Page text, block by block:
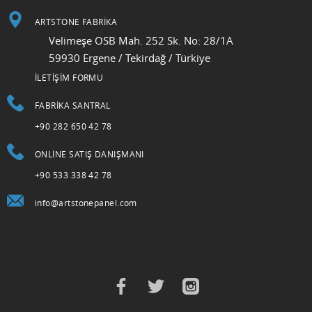
ARTSTONE FABRİKA
Velimeşe OSB Mah. 252 Sk. No: 28/1A
59930 Ergene / Tekirdağ / Türkiye
İLETİŞİM FORMU
FABRIKA SANTRAL
+90 282 650 42 78
ONLINE SATIŞ DANIŞMANI
+90 533 338 42 78
info@artstonepanel.com